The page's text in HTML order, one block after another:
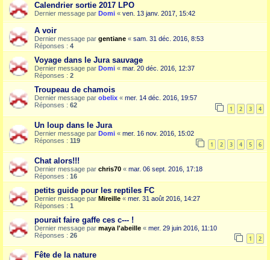
Calendrier sortie 2017 LPO
Dernier message par Domi « ven. 13 janv. 2017, 15:42
A voir
Dernier message par gentiane « sam. 31 déc. 2016, 8:53
Réponses : 4
Voyage dans le Jura sauvage
Dernier message par Domi « mar. 20 déc. 2016, 12:37
Réponses : 2
Troupeau de chamois
Dernier message par obelix « mer. 14 déc. 2016, 19:57
Réponses : 62 1 2 3 4
Un loup dans le Jura
Dernier message par Domi « mer. 16 nov. 2016, 15:02
Réponses : 119 1 2 3 4 5 6
Chat alors!!!
Dernier message par chris70 « mar. 06 sept. 2016, 17:18
Réponses : 16
petits guide pour les reptiles FC
Dernier message par Mireille « mer. 31 août 2016, 14:27
Réponses : 1
pourait faire gaffe ces c--- !
Dernier message par maya l'abeille « mer. 29 juin 2016, 11:10
Réponses : 26 1 2
Fête de la nature